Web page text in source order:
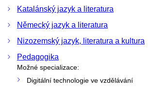
Katalánský jazyk a literatura
Německý jazyk a literatura
Nizozemský jazyk, literatura a kultura
Pedagogika
Možné specializace:
Digitální technologie ve vzdělávání